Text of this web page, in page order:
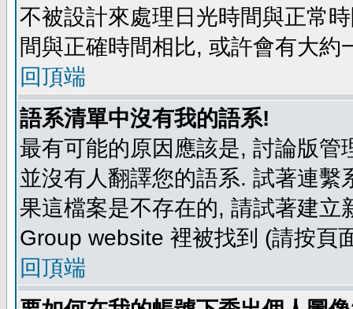
不被設計來處理日光時間與正常
間與正確時間相比, 或許會有大約
回頂端
語系清單中沒有我的語系!
最有可能的原因應該是, 討論版
並沒有人翻譯您的語系. 試著連
果這檔案是不存在的, 請試著建
Group website 裡被找到 (請按頁
回頂端